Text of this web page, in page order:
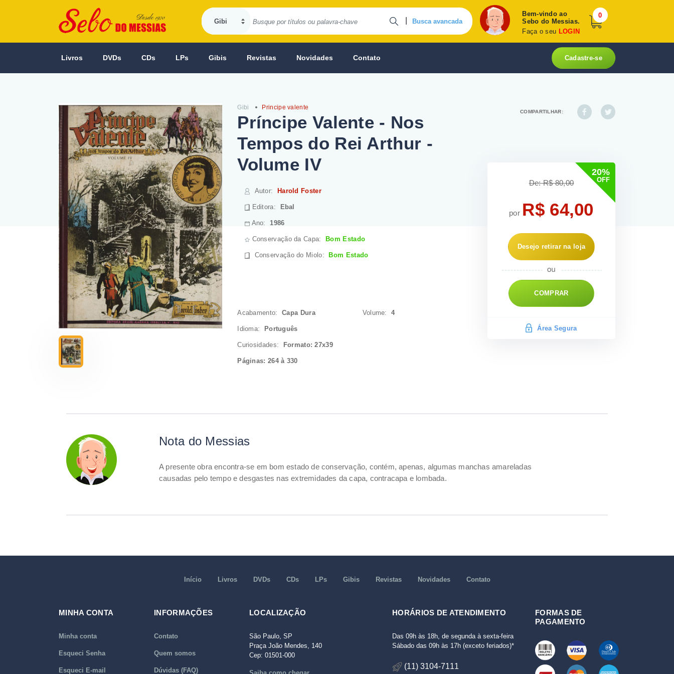
Busca avancada
Bem-vindo ao
Sebo do Messias.
Faça o seu LOGIN
0
Livros DVDs CDs LPs Gibis Revistas Novidades Contato Cadastre-se
Gibi Principe valente
Príncipe Valente - Nos
Tempos do Rei Arthur -
Volume IV
Autor: Harold Foster
Editora: Ebal
Ano:1986
Conservação da Capa: Bom Estado
Conservação do Miolo: Bom Estado
Acabamento:Capa Dura Volume:4
Idioma: Português
Curiosidades: Formato: 27x39
Páginas: 264 à 330
COMPARTILHAR:
20%
OFF
De: R$ 80,00
por R$ 64,00
Desejo retirar na loja
COMPRAR
Área Segura
Nota do Messias
A presente obra encontra-se em bom estado de conservação, contém, apenas, algumas manchas amareladas
causadas pelo tempo e desgastes nas extremidades da capa, contracapa e lombada.
Início Livros DVDs CDs LPs Gibis Revistas Novidades Contato
MINHA CONTA
Minha conta
Esqueci Senha
Esqueci E-mail
INFORMAÇÕES
Contato
Quem somos
Dúvidas (FAQ)
LOCALIZAÇÃO
São Paulo, SP
Praça João Mendes, 140
Cep: 01501-000
HORÁRIOS DE ATENDIMENTO
Das 09h às 18h, de segunda à sexta-feira
Sábado das 09h às 17h (exceto feriados)*
(11) 3104-7111
FORMAS DE
PAGAMENTO